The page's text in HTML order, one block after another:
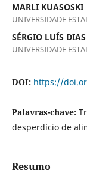
MARLI KUASOSKI
UNIVERSIDADE
SÉRGIO LUÍS
UNIVERSIDADE
DOI: https://
Palavras-chave:
desperdício de
Resumo